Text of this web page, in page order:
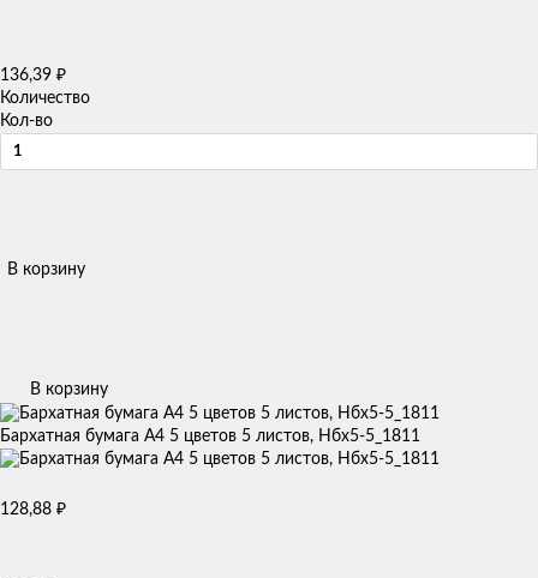
136,39 ₽
Количество
Кол-во
В корзину
В корзину
Бархатная бумага А4 5 цветов 5 листов, Нбх5-5_1811
128,88 ₽